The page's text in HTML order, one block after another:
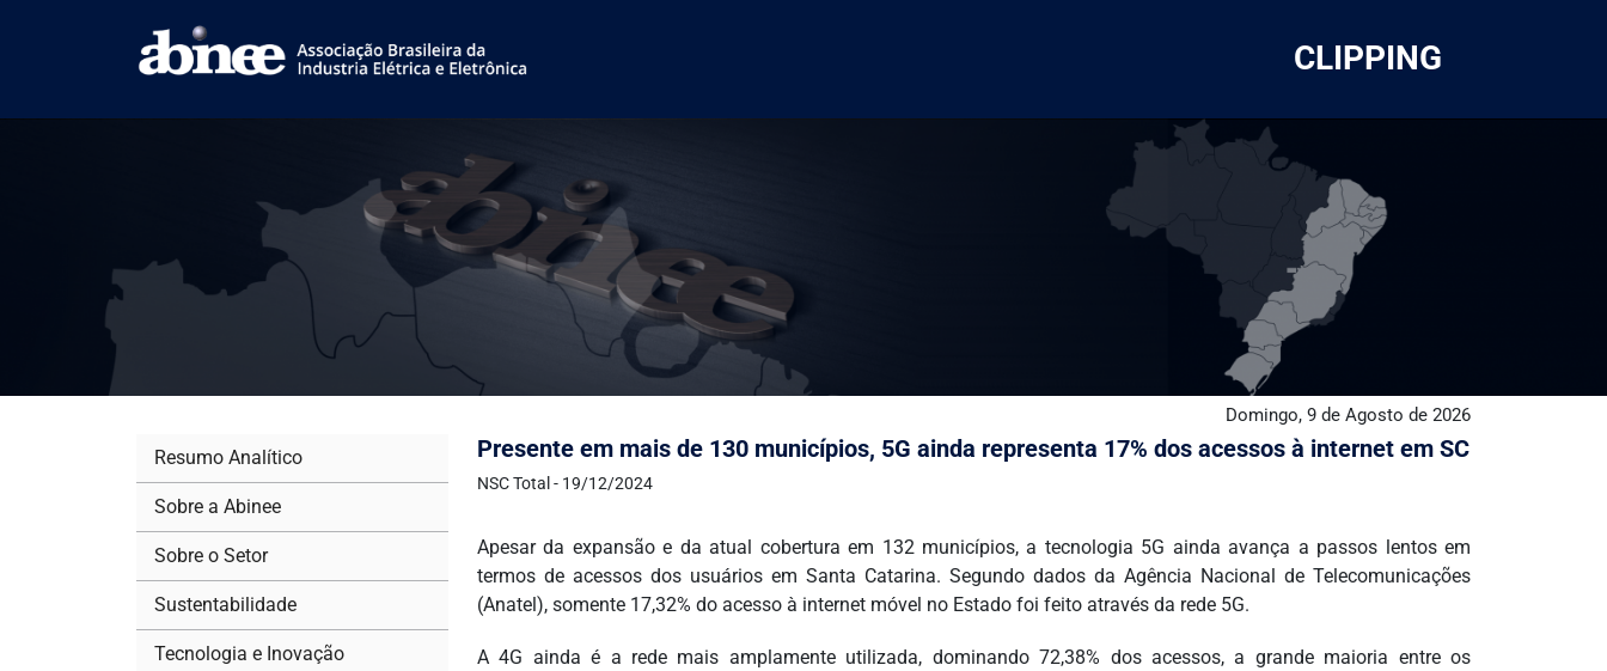
CLIPPING
Domingo, 9 de Agosto de 2026
Presente em mais de 130 municípios, 5G ainda representa 17% dos acessos à internet em SC
NSC Total - 19/12/2024
Apesar da expansão e da atual cobertura em 132 municípios, a tecnologia 5G ainda avança a passos lentos em
termos de acessos dos usuários em Santa Catarina. Segundo dados da Agência Nacional de Telecomunicações
(Anatel), somente 17,32% do acesso à internet móvel no Estado foi feito através da rede 5G.
A 4G ainda é a rede mais amplamente utilizada, dominando 72,38% dos acessos, a grande maioria entre os
Resumo Analítico
Sobre a Abinee
Sobre o Setor
Sustentabilidade
Tecnologia e Inovação